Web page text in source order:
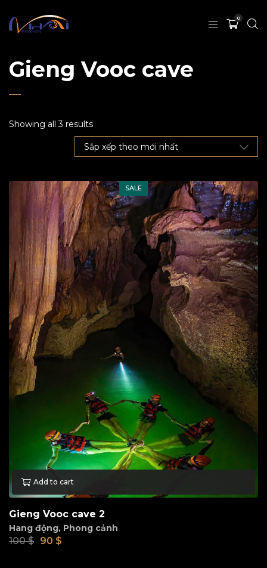
0
Gieng Vooc cave
Showing all 3 results
SALE
Add to cart
Gieng Vooc cave 2
Hang động, Phong cảnh
100$ 90 $